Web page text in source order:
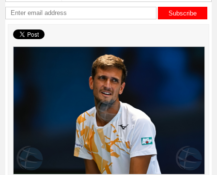
Subscribe